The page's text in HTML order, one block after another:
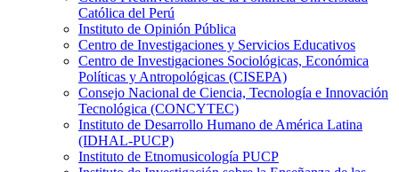
Católica del Perú
Instituto de Opinión Pública
Centro de Investigaciones y Servicios Educativos
Centro de Investigaciones Sociológicas, Económica
Políticas y Antropológicas (CISEPA)
Consejo Nacional de Ciencia, Tecnología e Innovación
Tecnológica (CONCYTEC)
Instituto de Desarrollo Humano de América Latina
(IDHAL-PUCP)
Instituto de Etnomusicología PUCP